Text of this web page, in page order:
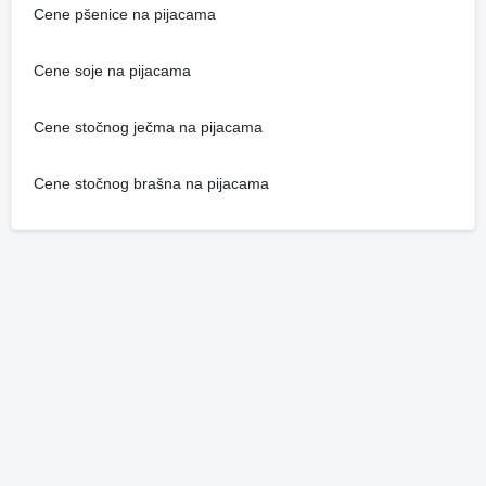
Cene pšenice na pijacama
Cene soje na pijacama
Cene stočnog ječma na pijacama
Cene stočnog brašna na pijacama